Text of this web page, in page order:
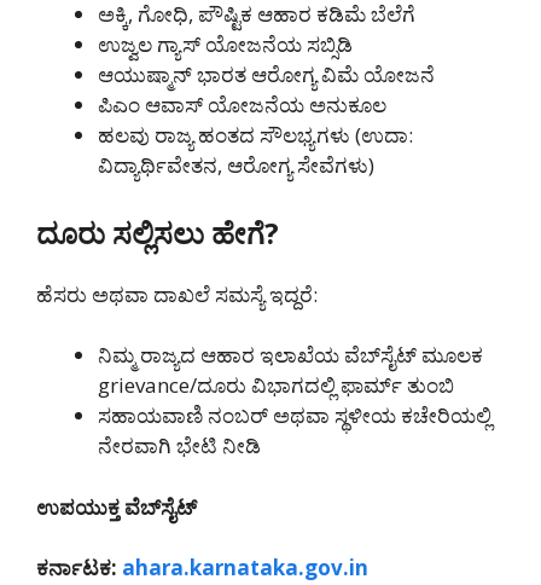
ಅಕ್ಕಿ, ಗೋಧಿ, ಪೌಷ್ಟಿಕ ಆಹಾರ ಕಡಿಮೆ ಬೆಲೆಗೆ
ಉಜ್ವಲ ಗ್ಯಾಸ್ ಯೋಜನೆಯ ಸಬ್ಸಿಡಿ
ಆಯುಷ್ಮಾನ್ ಭಾರತ ಆರೋಗ್ಯ ವಿಮೆ ಯೋಜನೆ
ಪಿಎಂ ಆವಾಸ್ ಯೋಜನೆಯ ಅನುಕೂಲ
ಹಲವು ರಾಜ್ಯ ಹಂತದ ಸೌಲಭ್ಯಗಳು (ಉದಾ:
ವಿದ್ಯಾರ್ಥಿವೇತನ, ಆರೋಗ್ಯ ಸೇವೆಗಳು)
ದೂರು ಸಲ್ಲಿಸಲು ಹೇಗೆ?
ಹೆಸರು ಅಥವಾ ದಾಖಲೆ ಸಮಸ್ಯೆ ಇದ್ದರೆ:
ನಿಮ್ಮ ರಾಜ್ಯದ ಆಹಾರ ಇಲಾಖೆಯ ವೆಬ್‌ಸೈಟ್‌ ಮೂಲಕ
grievance/ದೂರು ವಿಭಾಗದಲ್ಲಿ ಫಾರ್ಮ್ ತುಂಬಿ
ಸಹಾಯವಾಣಿ ನಂಬರ್ ಅಥವಾ ಸ್ಥಳೀಯ ಕಚೇರಿಯಲ್ಲಿ
ನೇರವಾಗಿ ಭೇಟಿ ನೀಡಿ
ಉಪಯುಕ್ತ ವೆಬ್‌ಸೈಟ್‌
ಕರ್ನಾಟಕ: ahara.karnataka.gov.in